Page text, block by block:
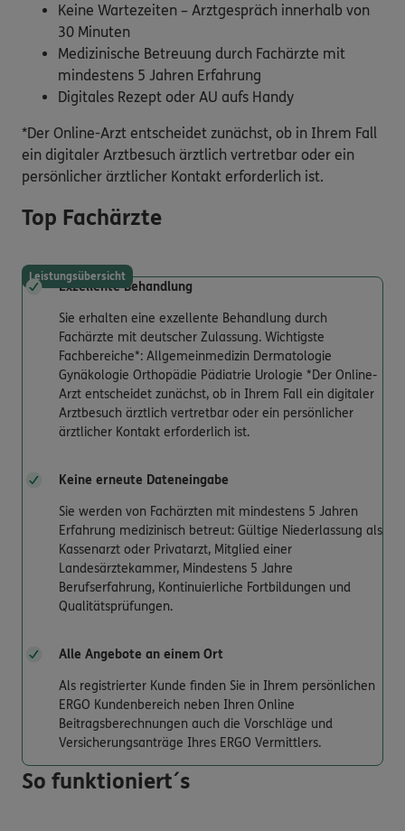
Keine Wartezeiten – Arztgespräch innerhalb von
30 Minuten
Medizinische Betreuung durch Fachärzte mit
mindestens 5 Jahren Erfahrung
Digitales Rezept oder AU aufs Handy
*Der Online-Arzt entscheidet zunächst, ob in Ihrem Fall
ein digitaler Arztbesuch ärztlich vertretbar oder ein
persönlicher ärztlicher Kontakt erforderlich ist.
Top Fachärzte
Leistungsübersicht
Exzellente Behandlung
Sie erhalten eine exzellente Behandlung durch
Fachärzte mit deutscher Zulassung. Wichtigste
Fachbereiche*: Allgemeinmedizin Dermatologie
Gynäkologie Orthopädie Pädiatrie Urologie *Der Online-
Arzt entscheidet zunächst, ob in Ihrem Fall ein digitaler
Arztbesuch ärztlich vertretbar oder ein persönlicher
ärztlicher Kontakt erforderlich ist.
Keine erneute Dateneingabe
Sie werden von Fachärzten mit mindestens 5 Jahren
Erfahrung medizinisch betreut: Gültige Niederlassung als
Kassenarzt oder Privatarzt, Mitglied einer
Landesärztekammer, Mindestens 5 Jahre
Berufserfahrung, Kontinuierliche Fortbildungen und
Qualitätsprüfungen.
Alle Angebote an einem Ort
Als registrierter Kunde finden Sie in Ihrem persönlichen
ERGO Kundenbereich neben Ihren Online
Beitragsberechnungen auch die Vorschläge und
Versicherungsanträge Ihres ERGO Vermittlers.
So funktioniert´s